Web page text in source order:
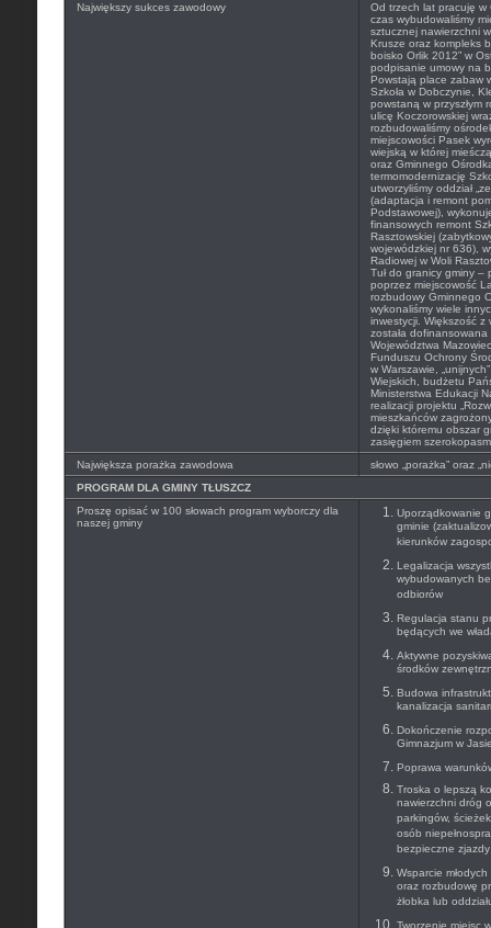
Największy sukces zawodowy
Od trzech lat pracuję w
czas wybudowaliśmy
sztucznej nawierzchni
Krusze oraz kompleks
boisko Orlik 2012” w
podpisanie umowy na
Powstają place zabaw
Szkoła w Dobczynie,
powstaną w przyszłym
ulicę Koczorowskiej
rozbudowaliśmy
miejscowości Pasek
wiejską w której
oraz Gminnego
termomodernizację
utworzyliśmy oddział
(adaptacja i remont
Podstawowej),
finansowych remont
Rasztowskiej
wojewódzkiej nr 636),
Radiowej w Woli
Tuł do granicy gminy –
poprzez miejscowość
rozbudowy Gminnego
wykonaliśmy wiele
inwestycji. Większość z
została
Województwa
Funduszu Ochrony
w Warszawie,
Wiejskich, budżetu
Ministerstwa Edukacji
realizacji projektu
mieszkańców
dzięki któremu obszar
zasięgiem
Największa porażka zawodowa
słowo „porażka” oraz
PROGRAM DLA GMINY TŁUSZCZ
Proszę opisać w 100 słowach program wyborczy dla
naszej gminy
Uporządkowanie
gminie
kierunków
Legalizacja
wybudowanych
odbiorów
Regulacja stanu
będących we
Aktywne
środków
Budowa
kanalizacja
Dokończenie
Gimnazjum w
Poprawa
Troska o lepszą
nawierzchni dróg
parkingów,
osób
bezpieczne
Wsparcie
oraz rozbudowę
żłobka lub
Tworzenie miejsc